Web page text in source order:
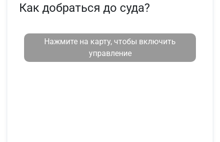
Как добраться до суда?
Нажмите на карту, чтобы включить
управление